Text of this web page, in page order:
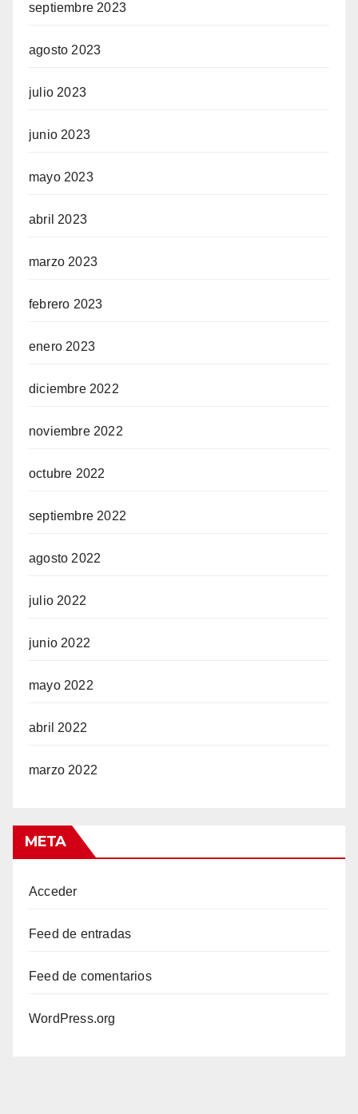
septiembre 2023
agosto 2023
julio 2023
junio 2023
mayo 2023
abril 2023
marzo 2023
febrero 2023
enero 2023
diciembre 2022
noviembre 2022
octubre 2022
septiembre 2022
agosto 2022
julio 2022
junio 2022
mayo 2022
abril 2022
marzo 2022
META
Acceder
Feed de entradas
Feed de comentarios
WordPress.org